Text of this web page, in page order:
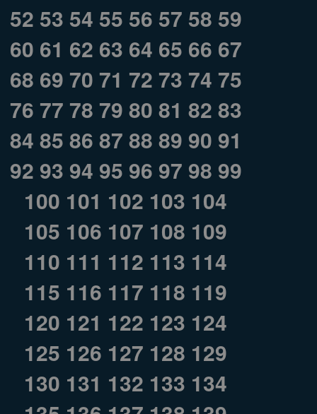
52 53 54 55 56 57 58 59
60 61 62 63 64 65 66 67
68 69 70 71 72 73 74 75
76 77 78 79 80 81 82 83
84 85 86 87 88 89 90 91
92 93 94 95 96 97 98 99
100 101 102 103 104
105 106 107 108 109
110 111 112 113 114
115 116 117 118 119
120 121 122 123 124
125 126 127 128 129
130 131 132 133 134